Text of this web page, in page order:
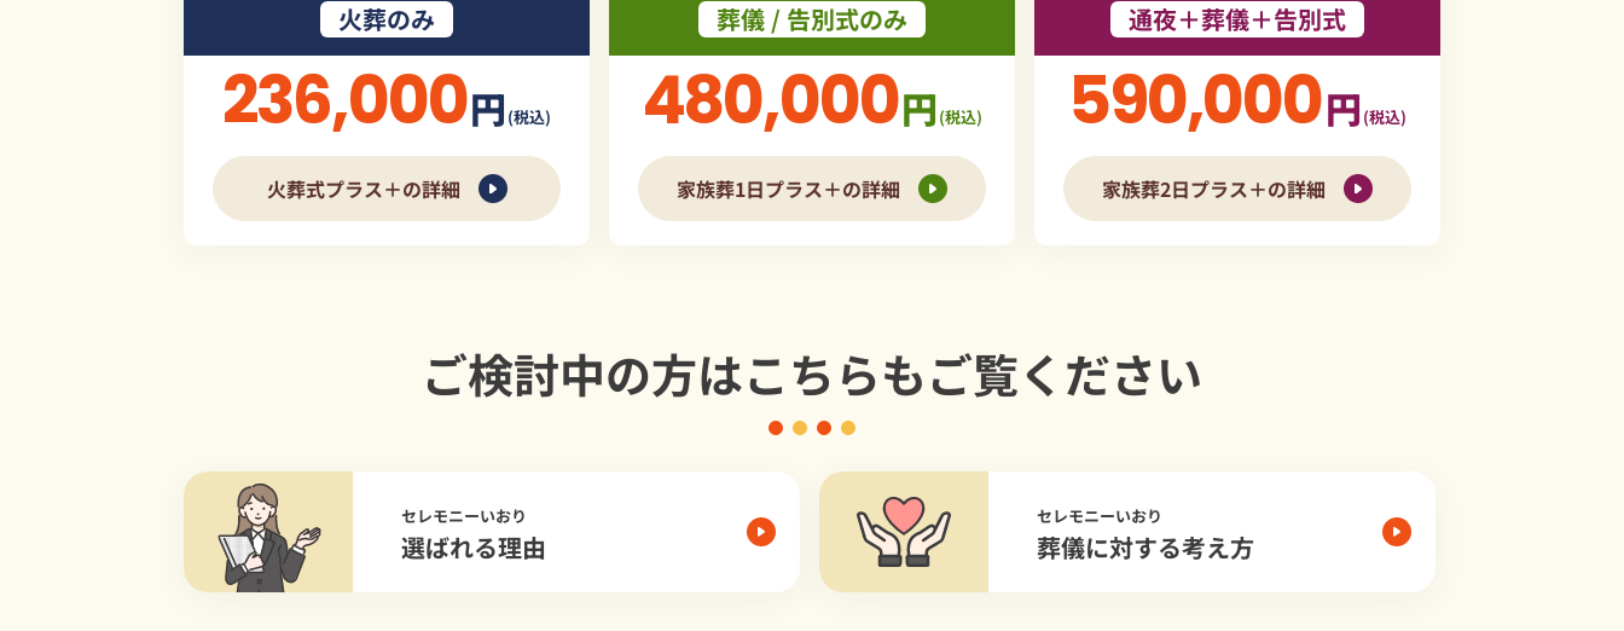
火葬のみ
236,000円 (税込)
火葬式プラス＋の詳細
葬儀 / 告別式のみ
480,000円 (税込)
家族葬1日プラス＋の詳細
通夜＋葬儀＋告別式
590,000円 (税込)
家族葬2日プラス＋の詳細
ご検討中の方はこちらもご覧ください
セレモニーいおり
選ばれる理由
セレモニーいおり
葬儀に対する考え方